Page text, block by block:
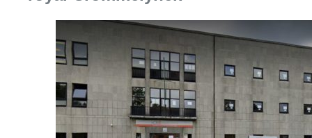
02 juillet 2026 Consulter l'article "Fusion officielle entre
Bruxelles fait son cinéma : “C’est